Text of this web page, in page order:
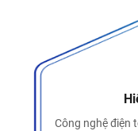
Công nghệ điện